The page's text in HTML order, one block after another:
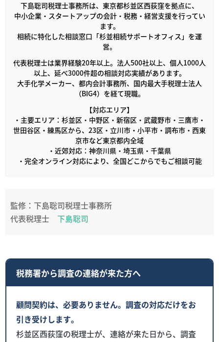
下島聡司税理士事務所は、東京都杉並区西荻窪を拠点に、
中小企業・スタートアップの会計・税務・経営支援を行ってい
ます。
相続に特化した相談窓口「杉並相続サポートオフィス」を運
営。
代表税理士は業界経験20年以上。法人500社以上、個人1000人
以上、延べ3000件超の相談対応実績があります。
大手化学メーカー、都内会計事務所、国内最大手税理士法人
（BIG4）を経て現職。
【対応エリア】
・主要エリア：杉並区・中野区・新宿区・武蔵野市・三鷹市・
世田谷区・練馬区から、23区・立川市・小平市・調布市・西東
京市など東京都内全域
・近郊対応：神奈川県・埼玉県・千葉県
・完全オンライン対応により、全国どこからでもご相談可能
監修：下島聡司税理士事務所
代表税理士 下島聡司
税務署から調査の連絡が来た方へ
顧問契約は、必要ありません。調査の対応だけをお
引き受けします。
杉並区西荻窪の税理士が、連絡が来た日から、調査